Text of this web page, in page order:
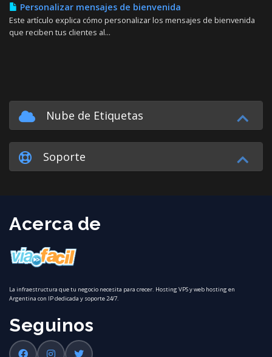
Personalizar mensajes de bienvenida
Este artículo explica cómo personalizar los mensajes de bienvenida
que reciben tus clientes al...
Nube de Etiquetas
Soporte
Acerca de
La infraestructura que tu negocio necesita para crecer. Hosting VPS y web hosting en
Argentina con IP dedicada y soporte 24/7.
Seguinos